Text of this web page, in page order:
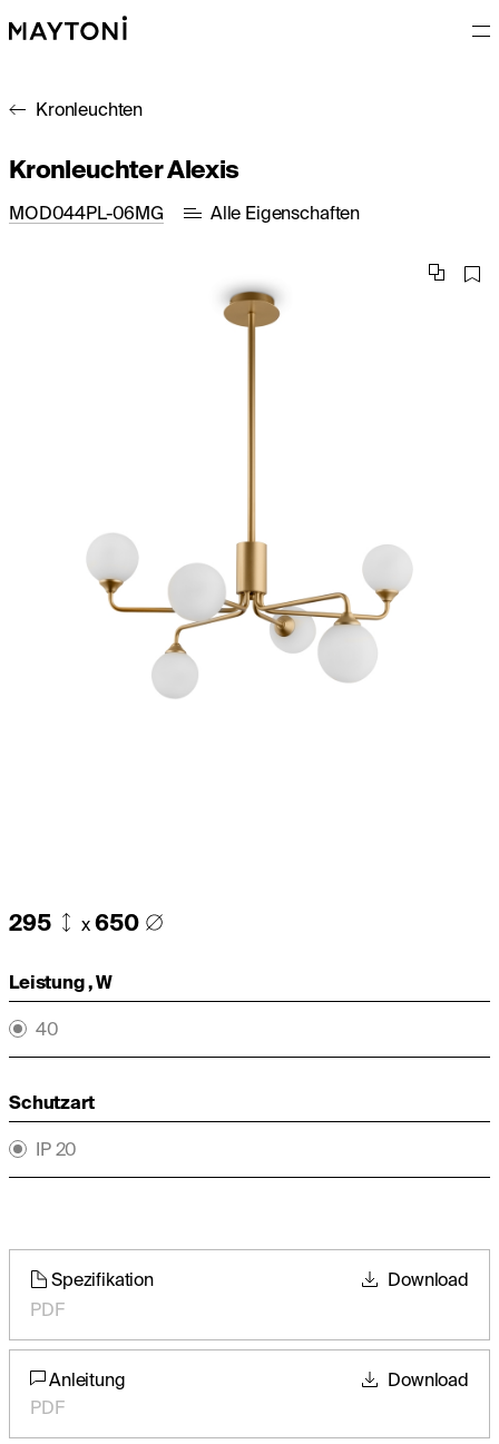
Kronleuchten
Kronleuchter Alexis
MOD044PL-06MG Alle Eigenschaften
295 x 650
Leistung , W
40
Schutzart
IP 20
Spezifikation
PDF
Download
Anleitung
PDF
Download